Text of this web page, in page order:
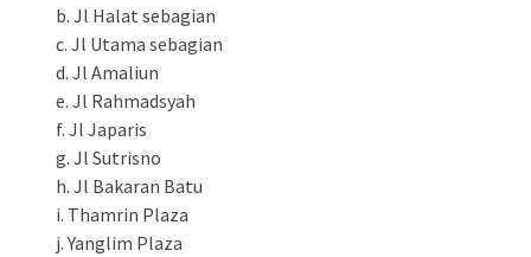
b. Jl Halat sebagian
c. Jl Utama sebagian
d. Jl Amaliun
e. Jl Rahmadsyah
f. Jl Japaris
g. Jl Sutrisno
h. Jl Bakaran Batu
i. Thamrin Plaza
j. Yanglim Plaza